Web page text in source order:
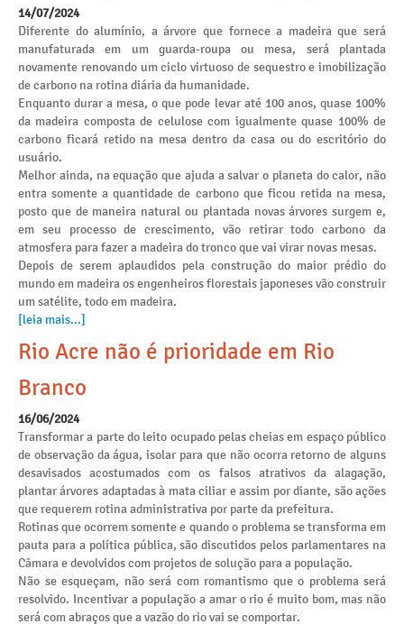
14/07/2024
Diferente do alumínio, a árvore que fornece a madeira que será
manufaturada em um guarda-roupa ou mesa, será plantada
novamente renovando um ciclo virtuoso de sequestro e imobilização
de carbono na rotina diária da humanidade.
Enquanto durar a mesa, o que pode levar até 100 anos, quase 100%
da madeira composta de celulose com igualmente quase 100% de
carbono ficará retido na mesa dentro da casa ou do escritório do
usuário.
Melhor ainda, na equação que ajuda a salvar o planeta do calor, não
entra somente a quantidade de carbono que ficou retida na mesa,
posto que de maneira natural ou plantada novas árvores surgem e,
em seu processo de crescimento, vão retirar todo carbono da
atmosfera para fazer a madeira do tronco que vai virar novas mesas.
Depois de serem aplaudidos pela construção do maior prédio do
mundo em madeira os engenheiros florestais japoneses vão construir
um satélite, todo em madeira.
[leia mais...]
Rio Acre não é prioridade em Rio
Branco
16/06/2024
Transformar a parte do leito ocupado pelas cheias em espaço público
de observação da água, isolar para que não ocorra retorno de alguns
desavisados acostumados com os falsos atrativos da alagação,
plantar árvores adaptadas à mata ciliar e assim por diante, são ações
que requerem rotina administrativa por parte da prefeitura.
Rotinas que ocorrem somente e quando o problema se transforma em
pauta para a política pública, são discutidos pelos parlamentares na
Câmara e devolvidos com projetos de solução para a população.
Não se esqueçam, não será com romantismo que o problema será
resolvido. Incentivar a população a amar o rio é muito bom, mas não
será com abraços que a vazão do rio vai se comportar.